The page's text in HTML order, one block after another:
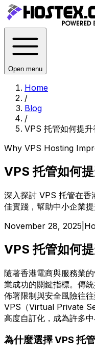
Open menu
Home
/
Blog
/
VPS 托管如何提
Why VPS Hosting
VPS 托管如何
深入探討 VPS 托管在香
佳實踐，幫助中小企業提
November 28, 2025
VPS 托管如何
隨著香港電商與服務業
業成功的關鍵指標。傳
佈署限制與安全風險往
VPS（Virtual Private
高度自訂化，成為許多
為什麼選擇 VPS 托